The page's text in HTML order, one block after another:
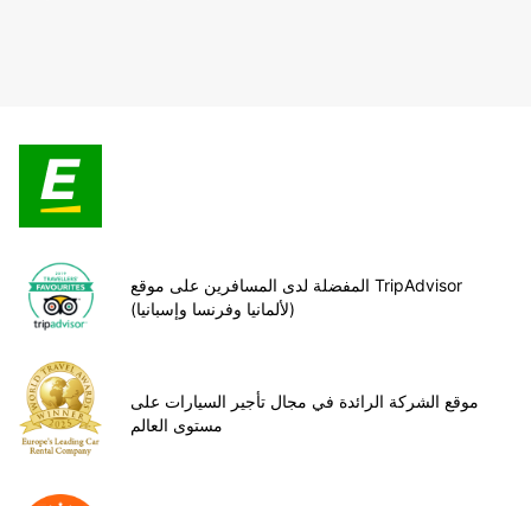
المفضلة لدى المسافرين على موقع TripAdvisor
(لألمانيا وفرنسا وإسبانيا)
موقع الشركة الرائدة في مجال تأجير السيارات على
مستوى العالم